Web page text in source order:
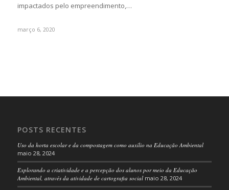
impactados pelo empreendimento,…
março 6, 2020
POSTS RECENTES
Uso da horta escolar e da compostagem como auxílio na Educação Ambiental
maio 28, 2024
Explorando a criatividade e a percepção dos alunos por meio da Educação
Ambiental, através da atividade de cartografia social maio 28, 2024